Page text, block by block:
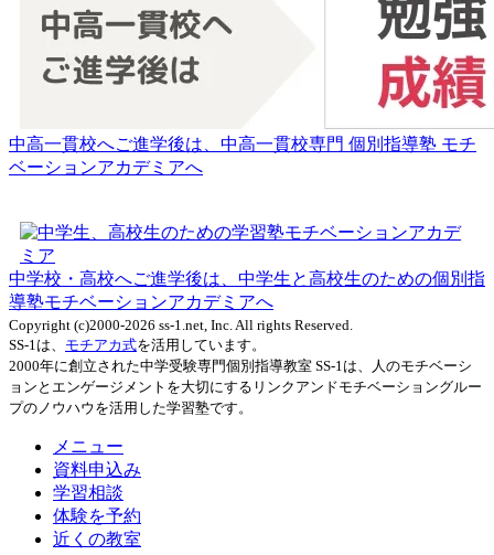
中高一貫校へご進学後は、中高一貫校専門 個別指導塾 モチ
ベーションアカデミアへ
中学校・高校へご進学後は、中学生と高校生のための個別指
導塾モチベーションアカデミアへ
Copyright (c)2000-2026 ss-1.net, Inc. All rights Reserved.
SS-1は、 モチアカ式を活用しています。
2000年に創立された中学受験専門個別指導教室 SS-1は、人のモチベーシ
ョンとエンゲージメントを大切にするリンクアンドモチベーショングルー
プのノウハウを活用した学習塾です。
メニュー
資料申込み
学習相談
体験を予約
近くの教室